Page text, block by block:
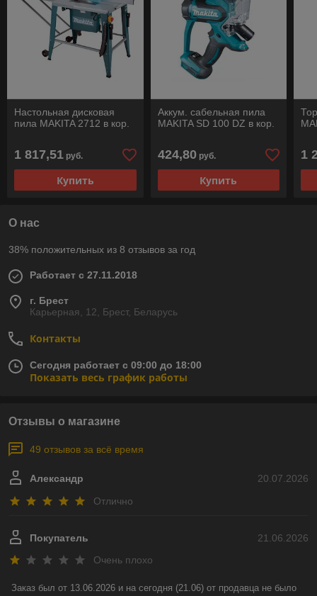
Настольная дисковая
пила MAKITA 2712 в кор.
1 817,51 руб.
Купить
Аккум. сабельная пила
MAKITA SD 100 DZ в кор.
424,80 руб.
Купить
1
О нас
38% положительных из 8 отзывов за год
Работает с 27.11.2018
г. Брест
Карьерная, 12, Брест, Беларусь
Контакты
Сегодня работает с 09:00 до 18:00
Показать весь график работы
Отзывы о магазине
49 отзывов за всё время
20.07.2026
Александр
Отлично
21.06.2026
Покупатель
Очень плохо
Заказ был от 13.06.2026 и на сегодня (21.06) от продавца не было